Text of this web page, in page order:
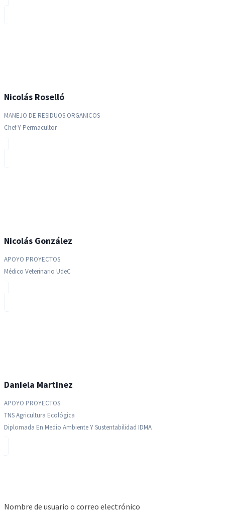
Nicolás Roselló
MANEJO DE RESIDUOS ORGANICOS
Chef Y Permacultor
Nicolás González
APOYO PROYECTOS
Médico Veterinario UdeC
Daniela Martinez
APOYO PROYECTOS
TNS Agricultura Ecológica
Diplomada En Medio Ambiente Y Sustentabilidad IDMA
Nombre de usuario o correo electrónico